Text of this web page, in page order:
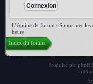
L’équipe du forum • Supprimer les
heure
Index du forum
Propulsé par phpBB